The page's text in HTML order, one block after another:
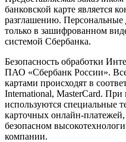
банковской карте является
разглашению. Персональные
только в зашифрованном
системой Сбербанка.
Безопасность обработки
ПАО «Сбербанк России».
картами происходят в
International, MasterCard.
используются специальные
карточных онлайн-
безопасном
компании.